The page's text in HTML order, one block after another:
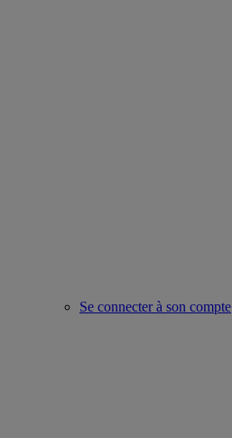
Se connecter à son compte